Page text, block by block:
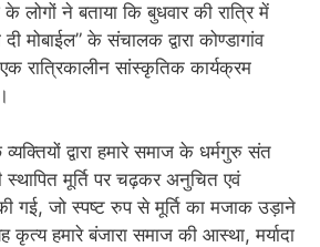
के लोगों ने बताया कि बुधवार की रात्रि में
मोबाईल” के संचालक द्वारा कोण्डागांव
रात्रिकालीन सांस्कृतिक कार्यक्रम
द्वारा हमारे समाज के धर्मगुरु संत
स्थापित मूर्ति पर चढ़कर अनुचित एवं
जो स्पष्ट रुप से मूर्ति का मजाक उड़ाने
कृत्य हमारे बंजारा समाज की आस्था, मर्यादा